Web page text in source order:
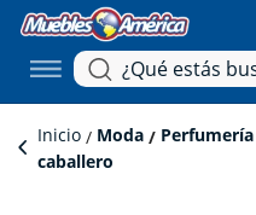
Inicio Moda Perfumería
caballero